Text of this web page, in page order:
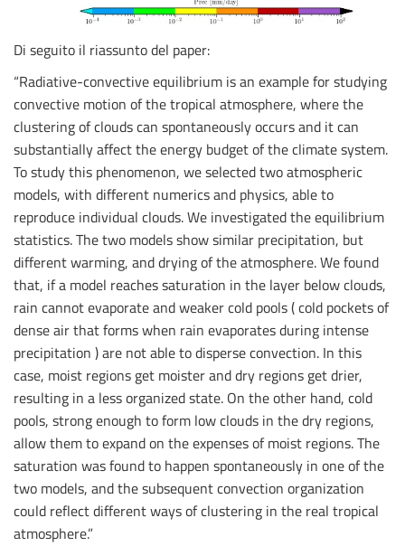
Di seguito il riassunto del paper:
“Radiative-convective equilibrium is an example for studying
convective motion of the tropical atmosphere, where the
clustering of clouds can spontaneously occurs and it can
substantially affect the energy budget of the climate system.
To study this phenomenon, we selected two atmospheric
models, with different numerics and physics, able to
reproduce individual clouds. We investigated the equilibrium
statistics. The two models show similar precipitation, but
different warming, and drying of the atmosphere. We found
that, if a model reaches saturation in the layer below clouds,
rain cannot evaporate and weaker cold pools ( cold pockets of
dense air that forms when rain evaporates during intense
precipitation ) are not able to disperse convection. In this
case, moist regions get moister and dry regions get drier,
resulting in a less organized state. On the other hand, cold
pools, strong enough to form low clouds in the dry regions,
allow them to expand on the expenses of moist regions. The
saturation was found to happen spontaneously in one of the
two models, and the subsequent convection organization
could reflect different ways of clustering in the real tropical
atmosphere.”